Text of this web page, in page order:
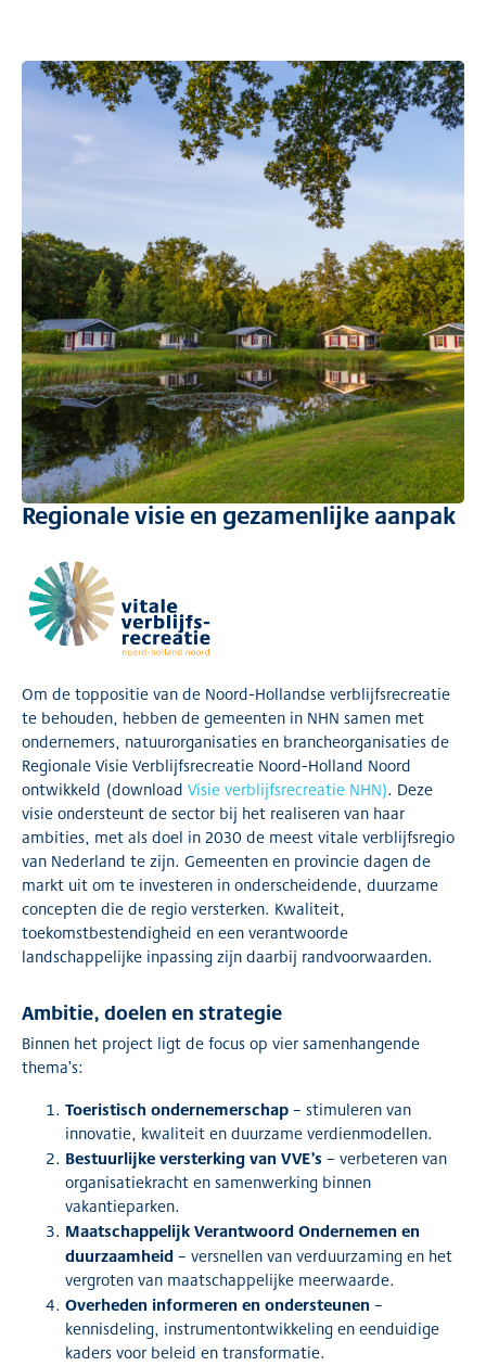
Regionale visie en gezamenlijke aanpak
Om de toppositie van de Noord-Hollandse verblijfsrecreatie
te behouden, hebben de gemeenten in NHN samen met
ondernemers, natuurorganisaties en brancheorganisaties de
Regionale Visie Verblijfsrecreatie Noord-Holland Noord
ontwikkeld (download Visie verblijfsrecreatie NHN). Deze
visie ondersteunt de sector bij het realiseren van haar
ambities, met als doel in 2030 de meest vitale verblijfsregio
van Nederland te zijn. Gemeenten en provincie dagen de
markt uit om te investeren in onderscheidende, duurzame
concepten die de regio versterken. Kwaliteit,
toekomstbestendigheid en een verantwoorde
landschappelijke inpassing zijn daarbij randvoorwaarden.
Ambitie, doelen en strategie
Binnen het project ligt de focus op vier samenhangende
thema’s:
Toeristisch ondernemerschap– stimuleren van
innovatie, kwaliteit en duurzame verdienmodellen.
Bestuurlijke versterking van VVE’s – verbeteren van
organisatiekracht en samenwerking binnen
vakantieparken.
Maatschappelijk Verantwoord Ondernemen en
duurzaamheid– versnellen van verduurzaming en het
vergroten van maatschappelijke meerwaarde.
Overheden informeren en ondersteunen–
kennisdeling, instrumentontwikkeling en eenduidige
kaders voor beleid en transformatie.